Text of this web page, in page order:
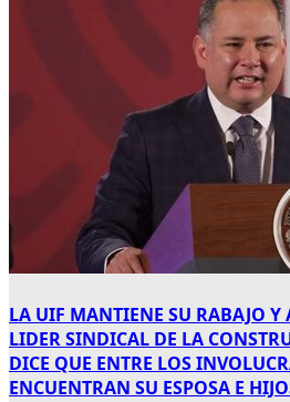
LA UIF MANTIENE SU RABAJO Y
LIDER SINDICAL DE LA
DICE QUE ENTRE LOS
ENCUENTRAN SU ESPOSA E